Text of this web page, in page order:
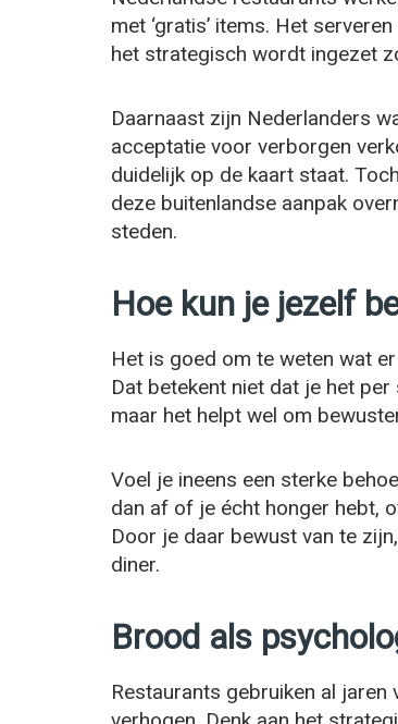
met ‘gratis’ items. Het
het strategisch wordt ingezet
Daarnaast zijn Nederlanders
acceptatie voor verborgen
duidelijk op de kaart staat.
deze buitenlandse aanpak
steden.
Hoe kun je jezelf
Het is goed om te weten wat
Dat betekent niet dat je het
maar het helpt wel om
Voel je ineens een sterke
dan af of je écht honger hebt,
Door je daar bewust van te
diner.
Brood als
Restaurants gebruiken al